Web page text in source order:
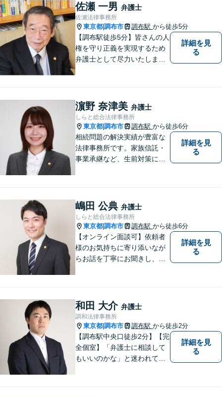
佐瀬 一男 弁護士
佐瀬法律事務所
東京都 調布市 調布駅 から徒歩5分
【調布駅徒歩5分】皆さんの人
権を守り正義を実現するため
弁護士として尽力いたしま
詳細を見
る
濵野 奈津美 弁護士
しらと総合法律事務所
東京都 調布市 調布駅 から徒歩6分
相続問題の解決実績が豊富な
法律事務所です。家族信託・
事業承継など、生前対策にも
詳細を見
る
嶋田 公典 弁護士
しらと総合法律事務所
東京都 調布市 調布駅 から徒歩6分
【オンライン面談可】依頼者
様のお気持ちに寄り添いなが
らお話を丁寧にお聞きし、分
詳細を見
る
和田 大介 弁護士
調和法律事務所
東京都 調布市 調布駅 から徒歩2分
【調布駅中央口徒歩2分】【完
全個室】「弁護士に相談して
もいいのかな」と迷われてい
詳細を見
る